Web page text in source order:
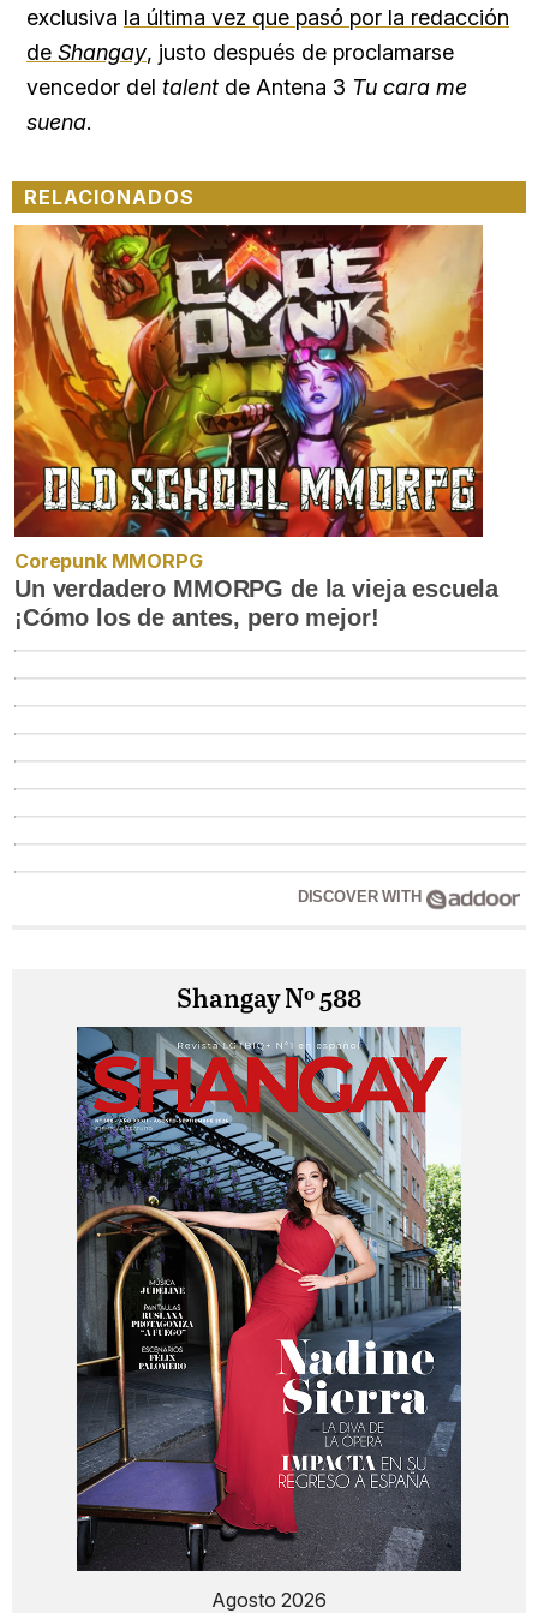
exclusiva la última vez que pasó por la redacción
de Shangay, justo después de proclamarse
vencedor del talent de Antena 3 Tu cara me
suena.
RELACIONADOS
Corepunk MMORPG
Un verdadero MMORPG de la vieja escuela
¡Cómo los de antes, pero mejor!
DISCOVER WITH
Shangay Nº 588
Agosto 2026